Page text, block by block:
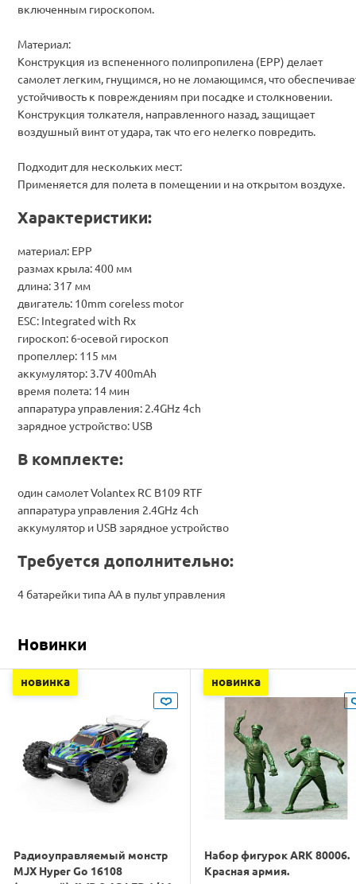
включенным гироскопом.
Материал:
Конструкция из вспененного полипропилена (EPP) делает
самолет легким, гнущимся, но не ломающимся, что
устойчивость к повреждениям при посадке и столкновении.
Конструкция толкателя, направленного назад, защищает
воздушный винт от удара, так что его нелегко повредить.
Подходит для нескольких мест:
Применяется для полета в помещении и на открытом воздухе.
Характеристики:
материал: EPP
размах крыла: 400 мм
длина: 317 мм
двигатель: 10mm coreless motor
ESC: Integrated with Rx
гироскоп: 6-осевой гироскоп
пропеллер: 115 мм
аккумулятор: 3.7V 400mAh
время полета: 14 мин
аппаратура управления: 2.4GHz 4ch
зарядное устройство: USB
В комплекте:
один самолет Volantex RC B109 RTF
аппаратура управления 2.4GHz 4ch
аккумулятор и USB зарядное устройство
Требуется дополнительно:
4 батарейки типа АА в пульт управления
Новинки
новинка
Радиоуправляемый монстр
MJX Hyper Go 16108
новинка
Набор фигурок ARK 80006.
Красная армия.